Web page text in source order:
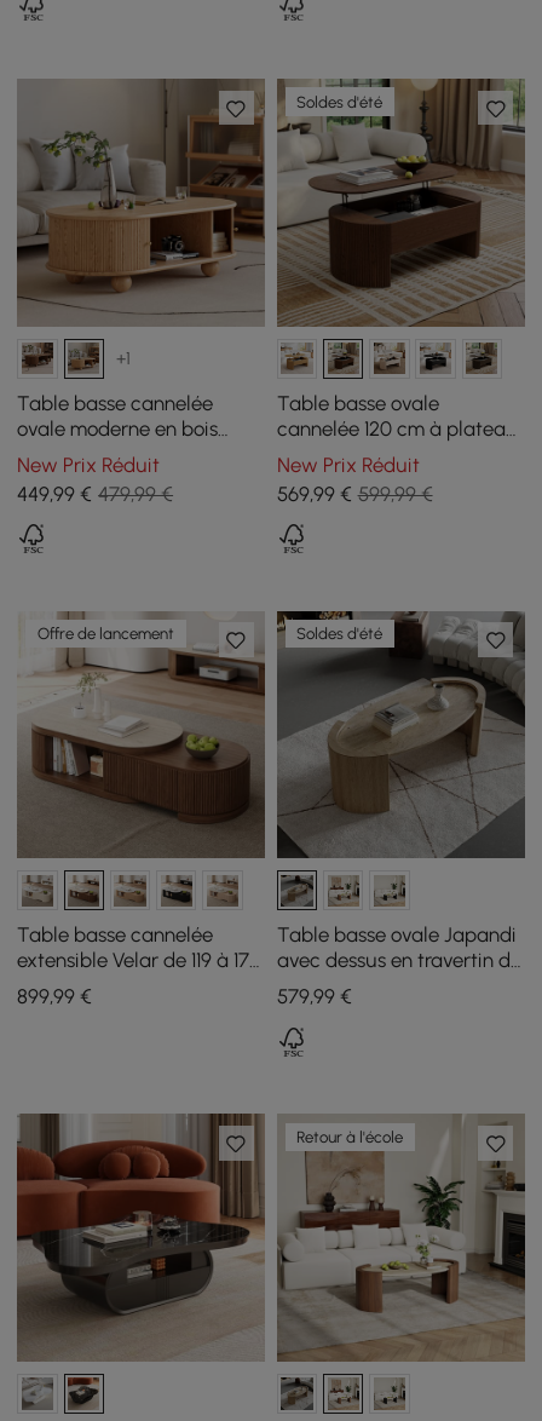
+1
Table basse cannelée
ovale moderne en bois
massif naturel Stria 1200
mm avec rangement
New Prix Réduit
449,99 € 479,99 €
Soldes d'été
Table basse ovale
cannelée 120 cm à plateau
relevable, finition noyer
New Prix Réduit
569,99€ 599,99 €
Offre de lancement
Table basse cannelée
extensible Velar de 119 à 170
cm avec plateau en pierre
frittée et rangement
899,99 €
Soldes d'été
Table basse ovale Japandi
avec dessus en travertin de
1080 mm
579,99€
Retour à l'école